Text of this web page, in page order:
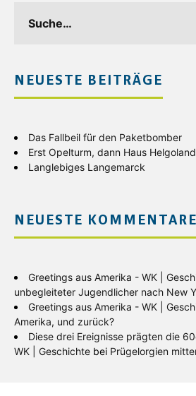
NEUESTE BEITRÄGE
Das Fallbeil für den Paketbomber
Erst Opelturm, dann Haus Helgoland
Langlebiges Langemarck
NEUESTE KOMMENTARE
Greetings aus Amerika - WK |
unbegleiteter Jugendlicher nach New
Greetings aus Amerika - WK |
Amerika, und zurück?
Diese drei Ereignisse prägten die
WK | Geschichte bei Prügelorgien